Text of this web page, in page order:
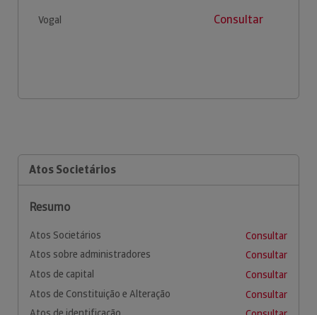
Vogal Consultar
Atos Societários
Resumo
Atos Societários
Consultar
Atos sobre administradores
Consultar
Atos de capital
Consultar
Atos de Constituição e Alteração
Consultar